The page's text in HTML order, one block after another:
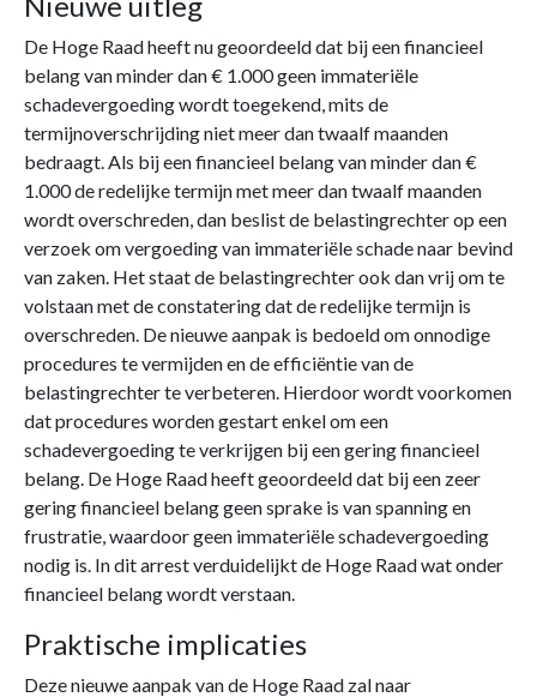
De Hoge Raad heeft nu geoordeeld dat bij een financieel
belang van minder dan € 1.000 geen immateriële
schadevergoeding wordt toegekend, mits de
termijnoverschrijding niet meer dan twaalf maanden
bedraagt. Als bij een financieel belang van minder dan €
1.000 de redelijke termijn met meer dan twaalf maanden
wordt overschreden, dan beslist de belastingrechter op een
verzoek om vergoeding van immateriële schade naar bevind
van zaken. Het staat de belastingrechter ook dan vrij om te
volstaan met de constatering dat de redelijke termijn is
overschreden. De nieuwe aanpak is bedoeld om onnodige
procedures te vermijden en de efficiëntie van de
belastingrechter te verbeteren. Hierdoor wordt voorkomen
dat procedures worden gestart enkel om een
schadevergoeding te verkrijgen bij een gering financieel
belang. De Hoge Raad heeft geoordeeld dat bij een zeer
gering financieel belang geen sprake is van spanning en
frustratie, waardoor geen immateriële schadevergoeding
nodig is. In dit arrest verduidelijkt de Hoge Raad wat onder
financieel belang wordt verstaan.
Praktische implicaties
Deze nieuwe aanpak van de Hoge Raad zal naar